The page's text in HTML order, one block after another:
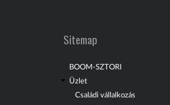
Sitemap
BOOM-SZTORI
Üzlet
Családi vállalkozás